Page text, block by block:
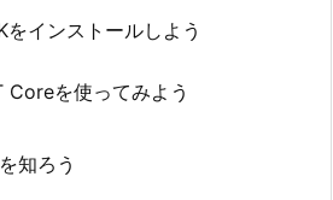
インストールしよう
を使ってみよう
知ろう